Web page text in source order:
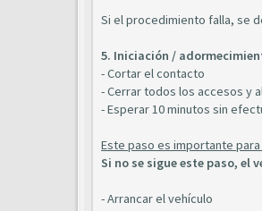
Si el procedimiento falla, se
5. Iniciación /
- Cortar el contacto
- Cerrar todos los accesos y
- Esperar 10 minutos sin
Este paso es importante
Si no se sigue este paso, el
- Arrancar el vehículo